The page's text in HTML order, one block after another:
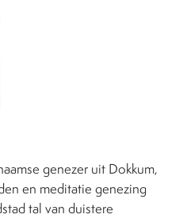
genezer uit Dokkum,
en meditatie genezing
tal van duistere